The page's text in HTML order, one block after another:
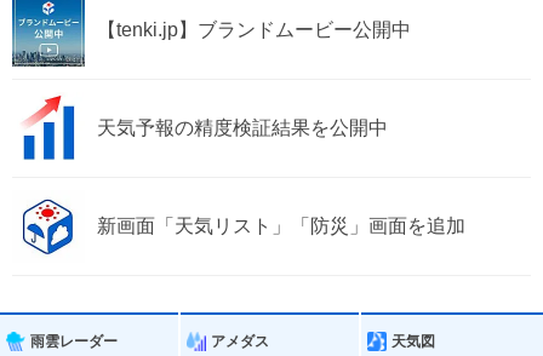
【tenki.jp】ブランドムービー公開中
天気予報の精度検証結果を公開中
新画面「天気リスト」「防災」画面を追加
雨雲レーダー アメダス 天気図